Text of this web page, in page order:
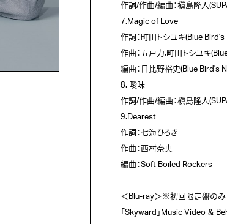
作詞/作曲/編曲：槇島隆人
7.Magic of Love
作詞：町田トシユキ(Blue Bird's
作曲：五戸力,町田トシユキ
編曲：日比野裕史(Blue Bird's
8. 曖昧
作詞/作曲/編曲：槇島隆人
9.Dearest
作詞：七海ひろき
作曲：西村奈央
編曲：Soft Boiled Rockers
＜Blu-ray＞※初回限定盤のみ
「Skyward」Music Video ＆